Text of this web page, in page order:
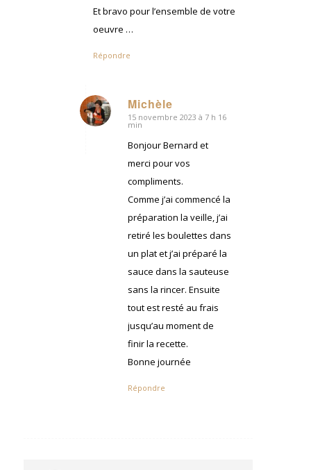
Et bravo pour l’ensemble de votre
oeuvre …
Répondre
Michèle
dit
15 novembre 2023 à 7 h 16
min
Bonjour Bernard et
merci pour vos
compliments.
Comme j’ai commencé la
préparation la veille, j’ai
retiré les boulettes dans
un plat et j’ai préparé la
sauce dans la sauteuse
sans la rincer. Ensuite
tout est resté au frais
jusqu’au moment de
finir la recette.
Bonne journée
Répondre